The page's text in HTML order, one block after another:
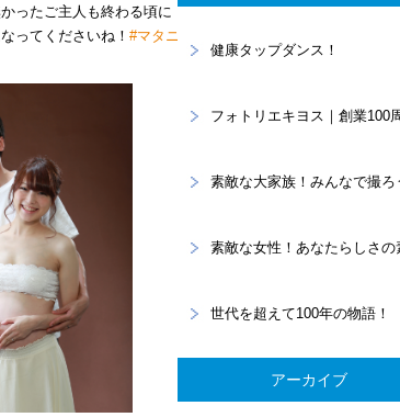
ったご主人も終わる頃に
ってくださいね！ #マタニ
健康タップダンス！
世代を超えて100年の物語！
アーカイブ